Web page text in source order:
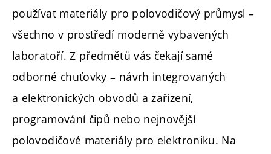
používat materiály pro polovodičový průmysl –
všechno v prostředí moderně vybavených
laboratoří. Z předmětů vás čekají samé
odborné chuťovky – návrh integrovaných
a elektronických obvodů a zařízení,
programování čipů nebo nejnovější
polovodičové materiály pro elektroniku. Na